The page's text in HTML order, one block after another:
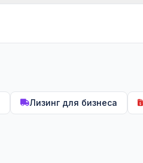
Лизинг для бизнеса